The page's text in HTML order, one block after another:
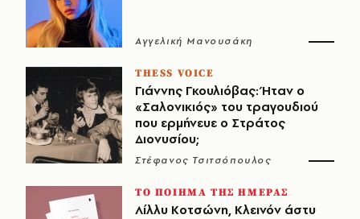
Αγγελική Μανουσάκη
THESS VOICE
Γιάννης Γκουλιόβας: Ήταν ο
«Σαλονικιός» του τραγουδιού
που ερμήνευε ο Στράτος
Διονυσίου;
Στέφανος Τσιτσόπουλος
ΤΟ ΠΟΙΗΜΑ ΤΗΣ ΗΜΕΡΑΣ
Λίλλυ Κοτσώνη, Κλεινόν άστυ